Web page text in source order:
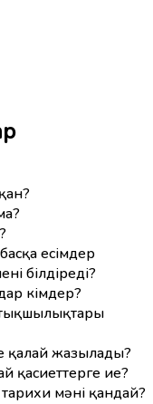
есімдер
білдіреді?
кімдер?
қалай жазылады?
қасиеттерге ие?
мәні қандай?